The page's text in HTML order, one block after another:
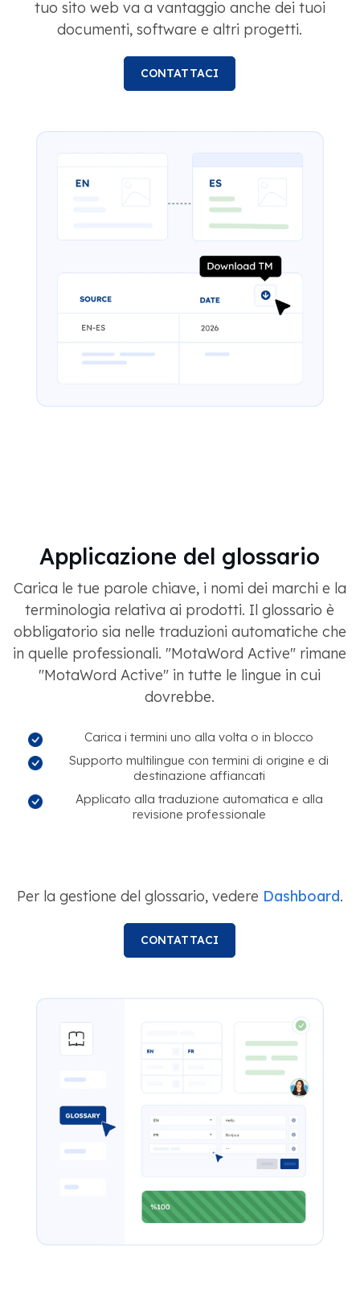
tuo sito web va a vantaggio anche dei tuoi
documenti, software e altri progetti.
CONTATTACI
Applicazione del glossario
Carica le tue parole chiave, i nomi dei marchi e la
terminologia relativa ai prodotti. Il glossario è
obbligatorio sia nelle traduzioni automatiche che
in quelle professionali. "MotaWord Active" rimane
"MotaWord Active" in tutte le lingue in cui
dovrebbe.
Carica i termini uno alla volta o in blocco
Supporto multilingue con termini di origine e di
destinazione affiancati
Applicato alla traduzione automatica e alla
revisione professionale
Per la gestione del glossario, vedere Dashboard.
CONTATTACI